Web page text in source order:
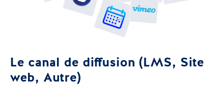
Le canal de diffusion (LMS, Site
web, Autre)